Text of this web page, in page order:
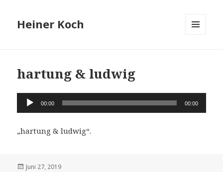
Heiner Koch
hartung & ludwig
Audio-
Player
00:00 00:00
„hartung & ludwig“.
Veröffentlicht
Juni 27, 2019